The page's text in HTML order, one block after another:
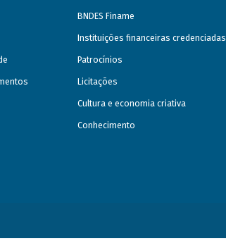
BNDES Finame
Instituições financeiras credenciadas
Patrocínios
Licitações
Cultura e economia criativa
Conhecimento